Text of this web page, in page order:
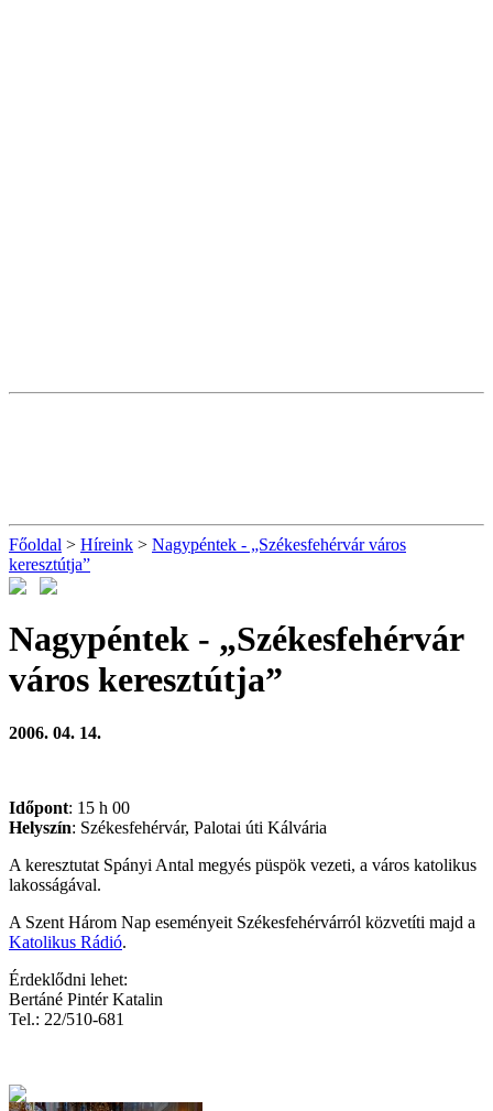
Főoldal > Híreink > Nagypéntek - „Székesfehérvár város
keresztútja”
Nagypéntek - „Székesfehérvár
város keresztútja”
2006. 04. 14.
Időpont: 15 h 00
Helyszín: Székesfehérvár, Palotai úti Kálvária
A keresztutat Spányi Antal megyés püspök vezeti, a város katolikus
lakosságával.
A Szent Három Nap eseményeit Székesfehérvárról közvetíti majd a
Katolikus Rádió.
Érdeklődni lehet:
Bertáné Pintér Katalin
Tel.: 22/510-681